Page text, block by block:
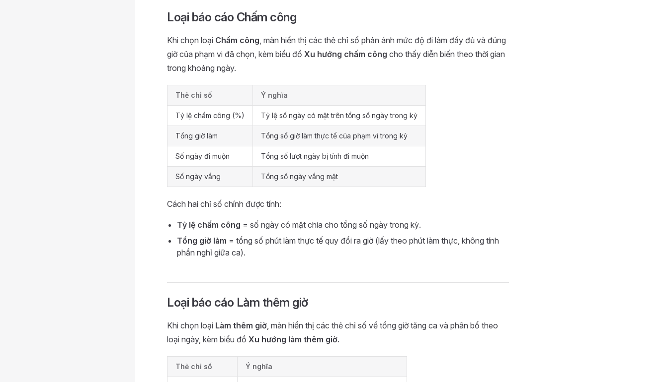
Loại báo cáo Chấm công
Khi chọn loại Chấm công, màn hiển thị các thẻ chỉ số phản ánh mức độ đi làm đầy đủ và đúng
giờ của phạm vi đã chọn, kèm biểu đồ Xu hướng chấm công cho thấy diễn biến theo thời gian
trong khoảng ngày.
Thẻ chỉ số Ý nghĩa
Tỷ lệ chấm công (%) Tỷ lệ số ngày có mặt trên tổng số ngày trong kỳ
Tổng giờ làm Tổng số giờ làm thực tế của phạm vi trong kỳ
Số ngày đi muộn Tổng số lượt ngày bị tính đi muộn
Số ngày vắng Tổng số ngày vắng mặt
Cách hai chỉ số chính được tính:
Tỷ lệ chấm công = số ngày có mặt chia cho tổng số ngày trong kỳ.
Tổng giờ làm = tổng số phút làm thực tế quy đổi ra giờ (lấy theo phút làm thực, không tính
phần nghỉ giữa ca).
Loại báo cáo Làm thêm giờ
Khi chọn loại Làm thêm giờ, màn hiển thị các thẻ chỉ số về tổng giờ tăng ca và phân bổ theo
loại ngày, kèm biểu đồ Xu hướng làm thêm giờ.
Thẻ chỉ số Ý nghĩa